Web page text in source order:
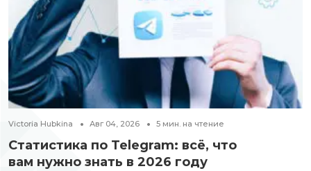
Victoria Hubkina Авг 04, 2026 5 мин. на чтение
Статистика по Telegram: всё, что
вам нужно знать в 2026 году